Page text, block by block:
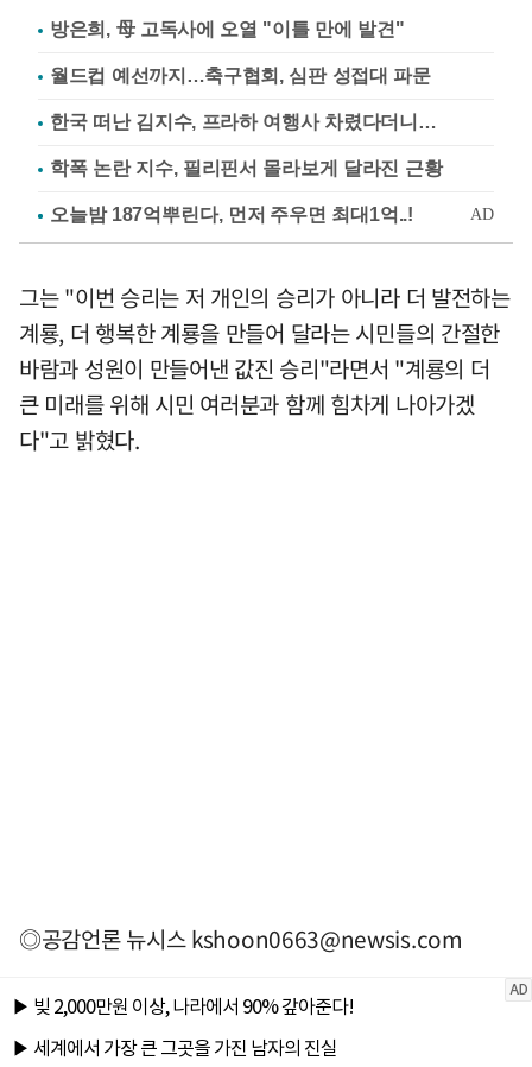
방은희, 母 고독사에 오열 "이틀 만에 발견"
월드컵 예선까지…축구협회, 심판 성접대 파문
한국 떠난 김지수, 프라하 여행사 차렸다더니…
학폭 논란 지수, 필리핀서 몰라보게 달라진 근황
그는 "이번 승리는 저 개인의 승리가 아니라 더 발전하는
계룡, 더 행복한 계룡을 만들어 달라는 시민들의 간절한
바람과 성원이 만들어낸 값진 승리"라면서 "계룡의 더
큰 미래를 위해 시민 여러분과 함께 힘차게 나아가겠
다"고 밝혔다.
◎공감언론 뉴시스kshoon0663@newsis.com